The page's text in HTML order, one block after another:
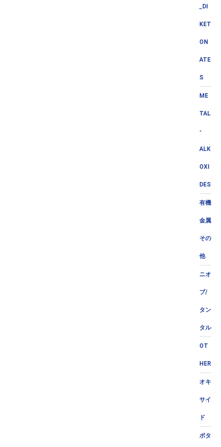
_DI
KET
ON
ATE
S
ME
TAL
-
ALK
OXI
DES
有機
金属
その
他
ニオ
ブ/
タン
タル
OT
HER
オキ
サイ
ド
ポタ